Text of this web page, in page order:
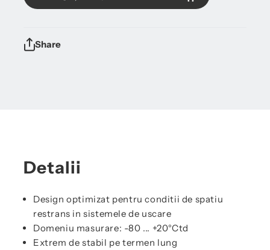
Share
Detalii
Design optimizat pentru conditii de spatiu
restrans in sistemele de uscare
Domeniu masurare: -80 ... +20°Ctd
Extrem de stabil pe termen lung